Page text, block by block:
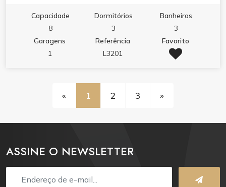
Capacidade
8
Dormitórios
3
Banheiros
3
Garagens
1
Referência
L3201
Favorito
« 1 2 3 »
ASSINE O NEWSLETTER